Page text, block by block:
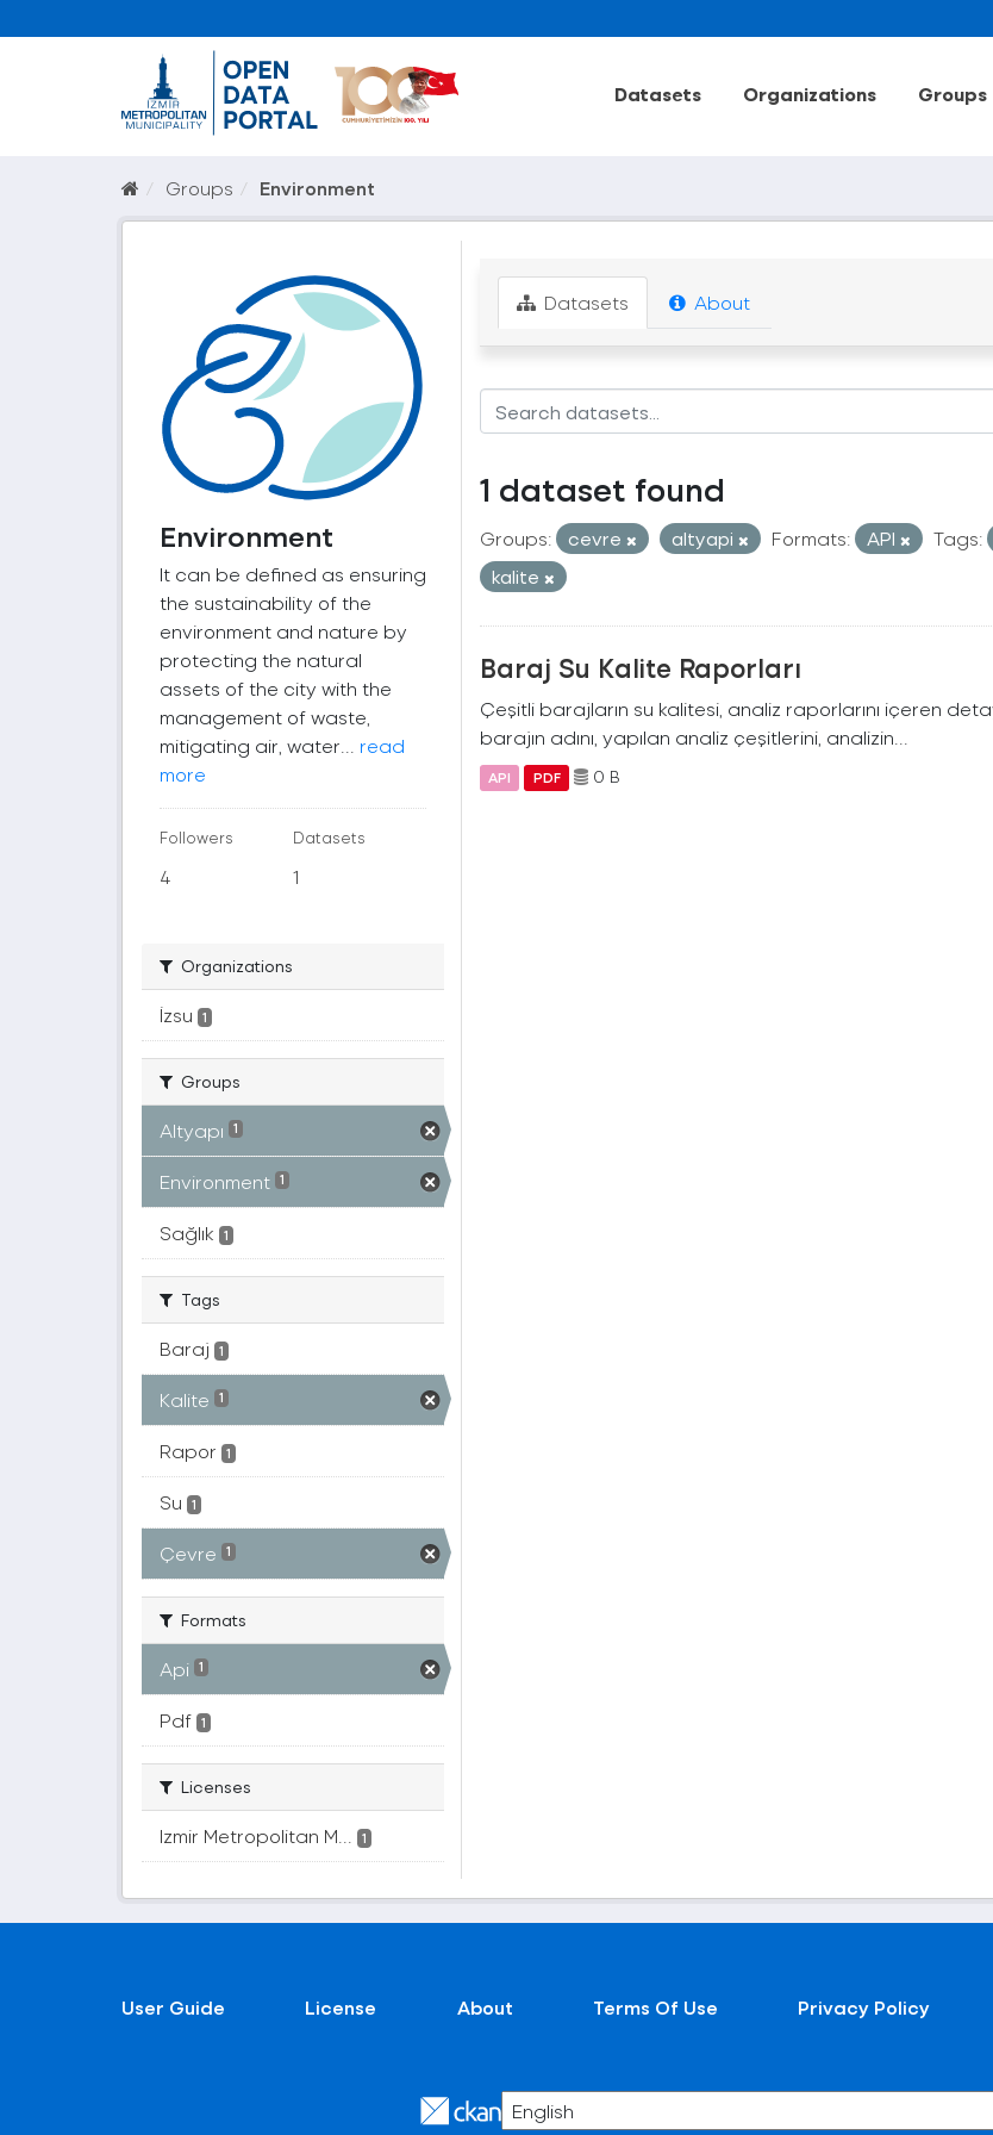
Datasets Organizations Groups
Groups Environment
Environment
It can be defined as ensuring
the sustainability of the
environment and nature by
protecting the natural
assets of the city with the
management of waste,
mitigating air, water... read
more
Followers
4
Datasets
1
Organizations
İzsu 1
Groups
Altyapı 1
Environment 1
Sağlık 1
Tags
Baraj 1
Kalite 1
Rapor 1
Su 1
Çevre 1
Formats
Api 1
Pdf 1
Licenses
Izmir Metropolitan M... 1
Datasets About
1 dataset found
Groups: cevre altyapi Formats: API Tags:
kalite
Baraj Su Kalite Raporları
Çeşitli barajların su kalitesi, analiz raporlarını içeren
barajın adını, yapılan analiz çeşitlerini, analizin...
API PDF 0 B
User Guide License About Terms Of Use Privacy Policy